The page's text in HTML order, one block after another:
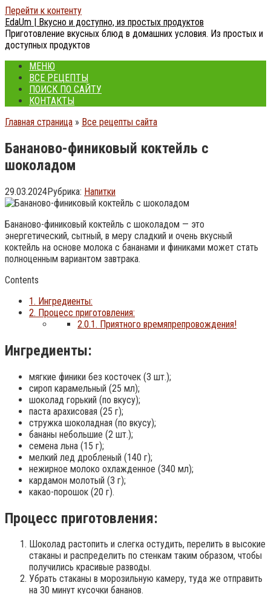
Перейти к контенту
EdaUm | Вкусно и доступно, из простых продуктов
Приготовление вкусных блюд в домашних условия. Из простых и
доступных продуктов
МЕНЮ
ВСЕ РЕЦЕПТЫ
ПОИСК ПО САЙТУ
КОНТАКТЫ
Главная страница » Все рецепты сайта
Бананово-финиковый коктейль с
шоколадом
29.03.2024Рубрика: Напитки
Бананово-финиковый коктейль с шоколадом — это
энергетический, сытный, в меру сладкий и очень вкусный
коктейль на основе молока с бананами и финиками может стать
полноценным вариантом завтрака.
Contents
1. Ингредиенты:
2. Процесс приготовления:
2.0.1. Приятного времяпрепровождения!
Ингредиенты:
мягкие финики без косточек (3 шт.);
сироп карамельный (25 мл);
шоколад горький (по вкусу);
паста арахисовая (25 г);
стружка шоколадная (по вкусу);
бананы небольшие (2 шт.);
семена льна (15 г);
мелкий лед дробленый (140 г);
нежирное молоко охлажденное (340 мл);
кардамон молотый (3 г);
какао-порошок (20 г).
Процесс приготовления:
Шоколад растопить и слегка остудить, перелить в высокие
стаканы и распределить по стенкам таким образом, чтобы
получились красивые разводы.
Убрать стаканы в морозильную камеру, туда же отправить
на 30 минут кусочки бананов.